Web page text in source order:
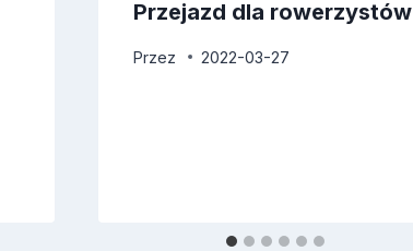
Przejazd dla rowerzystów
Przez 2022-03-27